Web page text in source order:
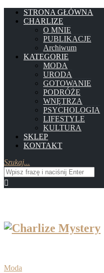
STRONA GŁÓWNA
CHARLIZE
O MNIE
PUBLIKACJE
Archiwum
KATEGORIE
MODA
URODA
GOTOWANIE
PODRÓŻE
WNĘTRZA
PSYCHOLOGIA
LIFESTYLE
KULTURA
SKLEP
KONTAKT
Szukaj...
Moda